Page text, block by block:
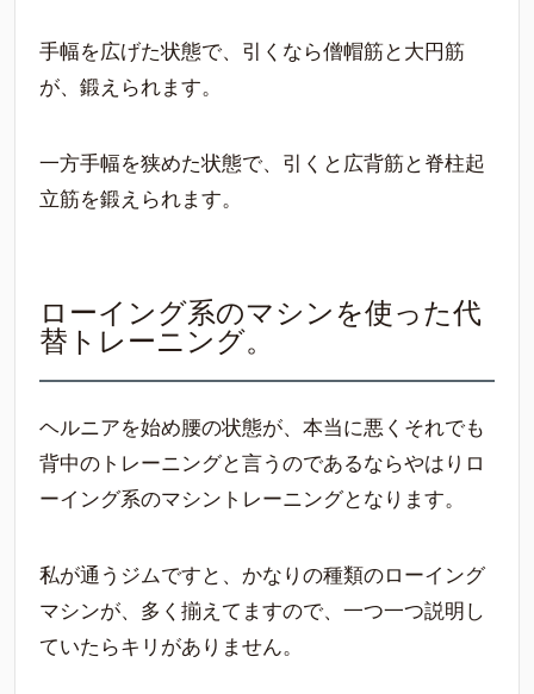
手幅を広げた状態で、引くなら僧帽筋と大円筋
が、鍛えられます。
一方手幅を狭めた状態で、引くと広背筋と脊柱起
立筋を鍛えられます。
ローイング系のマシンを使った代
替トレーニング。
ヘルニアを始め腰の状態が、本当に悪くそれでも
背中のトレーニングと言うのであるならやはりロ
ーイング系のマシントレーニングとなります。
私が通うジムですと、かなりの種類のローイング
マシンが、多く揃えてますので、一つ一つ説明し
ていたらキリがありません。